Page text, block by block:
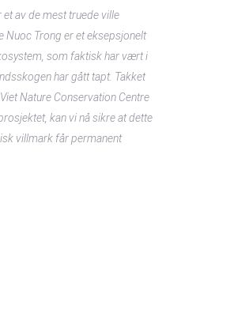
et av de mest truede ville
Nuoc Trong er et eksepsjonelt
som faktisk har vært i
har gått tapt. Takket
Nature Conservation Centre
kan vi nå sikre at dette
villmark får permanent